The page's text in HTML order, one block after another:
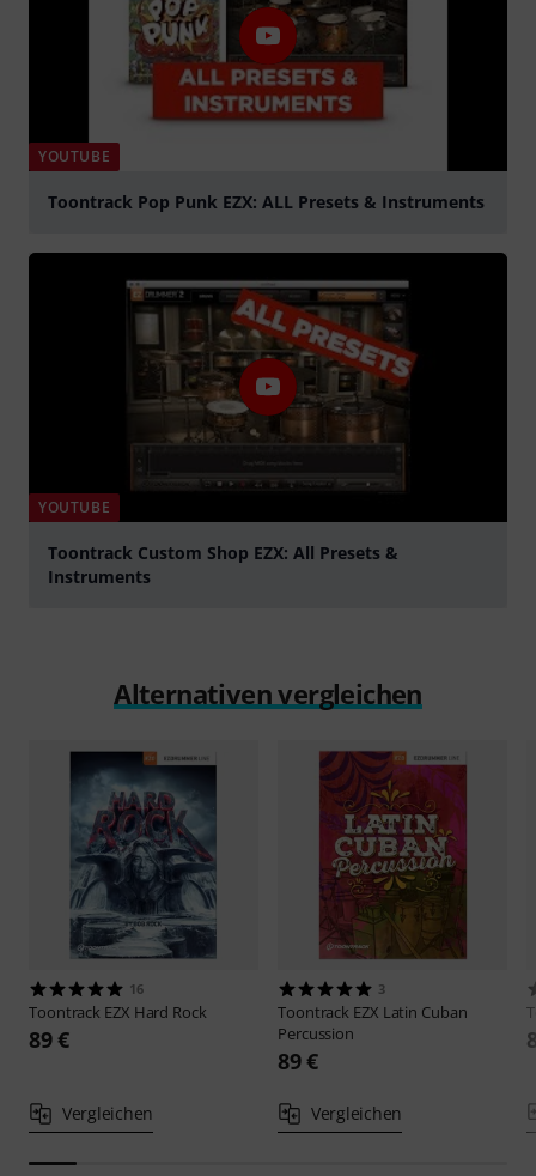
YOUTUBE
Toontrack Pop Punk EZX: ALL Presets & Instruments
YOUTUBE
Toontrack Custom Shop EZX: All Presets &
Instruments
Alternativen vergleichen
16
Toontrack EZX Hard Rock
89 €
Vergleichen
3
Toontrack EZX Latin Cuban
Percussion
89 €
Vergleichen